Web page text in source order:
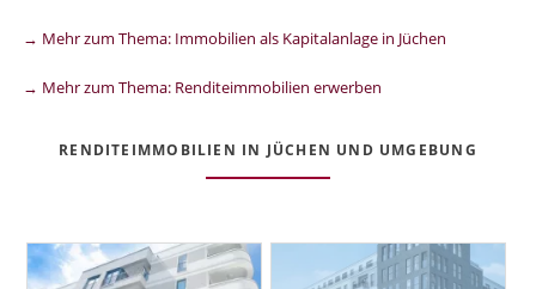
→ Mehr zum Thema: Immobilien als Kapitalanlage in Jüchen
→ Mehr zum Thema: Renditeimmobilien erwerben
RENDITEIMMOBILIEN IN JÜCHEN UND UMGEBUNG